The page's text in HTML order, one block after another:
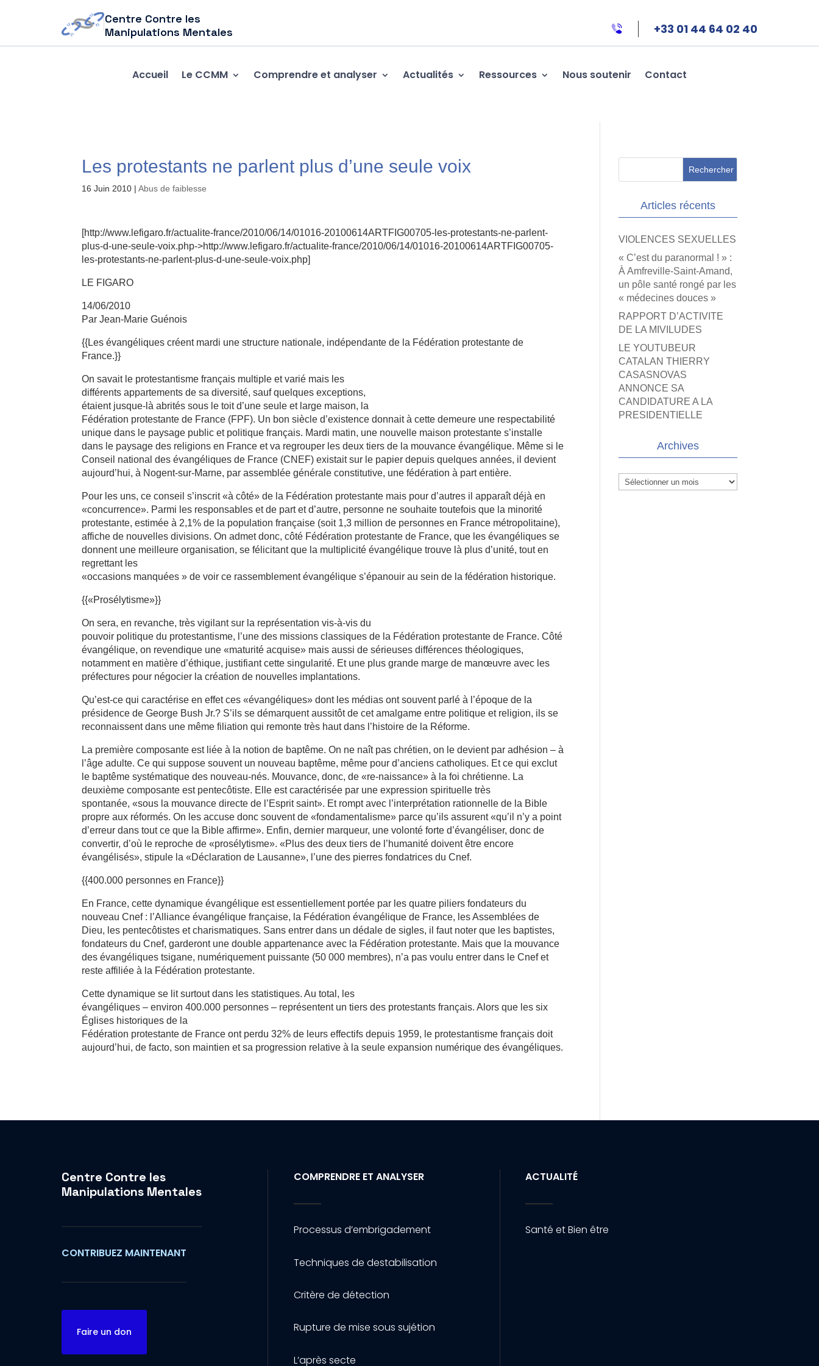
Centre Contre les
Manipulations Mentales
+33 01 44 64 02 40
Accueil Le CCMM Comprendre et analyser Actualités Ressources Nous soutenir Contact
Les protestants ne parlent plus d’une seule voix
16 Juin 2010 |Abus de faiblesse
[http://www.lefigaro.fr/actualite-france/2010/06/14/01016-20100614ARTFIG00705-les-protestants-ne-parlent-
plus-d-une-seule-voix.php->http://www.lefigaro.fr/actualite-france/2010/06/14/01016-20100614ARTFIG00705-
les-protestants-ne-parlent-plus-d-une-seule-voix.php]
LE FIGARO
14/06/2010
Par Jean-Marie Guénois
{{Les évangéliques créent mardi une structure nationale, indépendante de la Fédération protestante de
France.}}
On savait le protestantisme français multiple et varié mais les
différents appartements de sa diversité, sauf quelques exceptions,
étaient jusque-là abrités sous le toit d’une seule et large maison, la
Fédération protestante de France (FPF). Un bon siècle d’existence donnait à cette demeure une respectabilité
unique dans le paysage public et politique français. Mardi matin, une nouvelle maison protestante s’installe
dans le paysage des religions en France et va regrouper les deux tiers de la mouvance évangélique. Même si le
Conseil national des évangéliques de France (CNEF) existait sur le papier depuis quelques années, il devient
aujourd’hui, à Nogent-sur-Marne, par assemblée générale constitutive, une fédération à part entière.
Pour les uns, ce conseil s’inscrit «à côté» de la Fédération protestante mais pour d’autres il apparaît déjà en
«concurrence». Parmi les responsables et de part et d’autre, personne ne souhaite toutefois que la minorité
protestante, estimée à 2,1% de la population française (soit 1,3 million de personnes en France métropolitaine),
affiche de nouvelles divisions. On admet donc, côté Fédération protestante de France, que les évangéliques se
donnent une meilleure organisation, se félicitant que la multiplicité évangélique trouve là plus d’unité, tout en
regrettant les
«occasions manquées » de voir ce rassemblement évangélique s’épanouir au sein de la fédération historique.
{{«Prosélytisme»}}
On sera, en revanche, très vigilant sur la représentation vis-à-vis du
pouvoir politique du protestantisme, l’une des missions classiques de la Fédération protestante de France. Côté
évangélique, on revendique une «maturité acquise» mais aussi de sérieuses différences théologiques,
notamment en matière d’éthique, justifiant cette singularité. Et une plus grande marge de manœuvre avec les
préfectures pour négocier la création de nouvelles implantations.
Qu’est-ce qui caractérise en effet ces «évangéliques» dont les médias ont souvent parlé à l’époque de la
présidence de George Bush Jr.? S’ils se démarquent aussitôt de cet amalgame entre politique et religion, ils se
reconnaissent dans une même filiation qui remonte très haut dans l’histoire de la Réforme.
La première composante est liée à la notion de baptême. On ne naît pas chrétien, on le devient par adhésion – à
l’âge adulte. Ce qui suppose souvent un nouveau baptême, même pour d’anciens catholiques. Et ce qui exclut
le baptême systématique des nouveau-nés. Mouvance, donc, de «re-naissance» à la foi chrétienne. La
deuxième composante est pentecôtiste. Elle est caractérisée par une expression spirituelle très
spontanée, «sous la mouvance directe de l’Esprit saint». Et rompt avec l’interprétation rationnelle de la Bible
propre aux réformés. On les accuse donc souvent de «fondamentalisme» parce qu’ils assurent «qu’il n’y a point
d’erreur dans tout ce que la Bible affirme». Enfin, dernier marqueur, une volonté forte d’évangéliser, donc de
convertir, d’où le reproche de «prosélytisme». «Plus des deux tiers de l’humanité doivent être encore
évangélisés», stipule la «Déclaration de Lausanne», l’une des pierres fondatrices du Cnef.
{{400.000 personnes en France}}
En France, cette dynamique évangélique est essentiellement portée par les quatre piliers fondateurs du
nouveau Cnef : l’Alliance évangélique française, la Fédération évangélique de France, les Assemblées de
Dieu, les pentecôtistes et charismatiques. Sans entrer dans un dédale de sigles, il faut noter que les baptistes,
fondateurs du Cnef, garderont une double appartenance avec la Fédération protestante. Mais que la mouvance
des évangéliques tsigane, numériquement puissante (50 000 membres), n’a pas voulu entrer dans le Cnef et
reste affiliée à la Fédération protestante.
Cette dynamique se lit surtout dans les statistiques. Au total, les
évangéliques – environ 400.000 personnes – représentent un tiers des protestants français. Alors que les six
Églises historiques de la
Fédération protestante de France ont perdu 32% de leurs effectifs depuis 1959, le protestantisme français doit
aujourd’hui, de facto, son maintien et sa progression relative à la seule expansion numérique des évangéliques.
Articles récents
VIOLENCES SEXUELLES
« C’est du paranormal ! » :
À Amfreville-Saint-Amand,
un pôle santé rongé par les
« médecines douces »
RAPPORT D’ACTIVITE
DE LA MIVILUDES
LE YOUTUBEUR
CATALAN THIERRY
CASASNOVAS
ANNONCE SA
CANDIDATURE A LA
PRESIDENTIELLE
Archives
Archives
Centre Contre les
Manipulations Mentales
CONTRIBUEZ MAINTENANT
Faire un don
COMPRENDRE ET ANALYSER
Processus d’embrigadement
Techniques de destabilisation
Critère de détection
Rupture de mise sous sujétion
L’après secte
ACTUALITÉ
Santé et Bien être